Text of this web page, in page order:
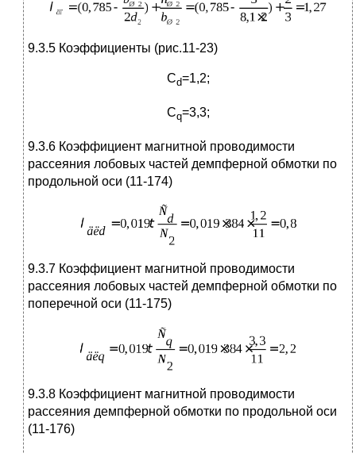
9.3.5 Коэффициенты (рис.11-23)
Сd=1,2;
Cq=3,3;
9.3.6 Коэффициент магнитной проводимости
рассеяния лобовых частей демпферной обмотки по
продольной оси (11-174)
9.3.7 Коэффициент магнитной проводимости
рассеяния лобовых частей демпферной обмотки по
поперечной оси (11-175)
9.3.8 Коэффициент магнитной проводимости
рассеяния демпферной обмотки по продольной оси
(11-176)